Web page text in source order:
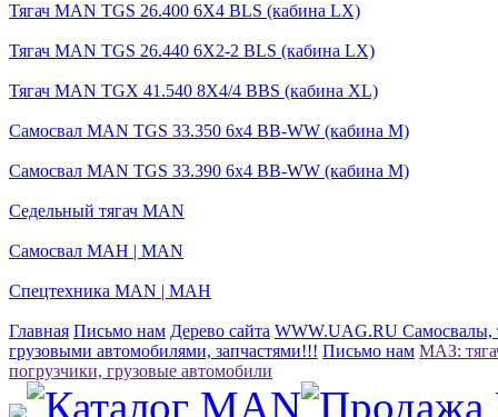
Тягач MAN TGS 26.400 6X4 BLS (кабина LX)
Тягач MAN TGS 26.440 6X2-2 BLS (кабина LX)
Тягач MAN TGX 41.540 8X4/4 BBS (кабина XL)
Самосвал MAN TGS 33.350 6x4 BB-WW (кабина М)
Самосвал MAN TGS 33.390 6x4 BB-WW (кабина М)
Седельный тягач MAN
Самосвал МАН | MAN
Спецтехника MAN | МАН
Главная Письмо нам Дерево сайта WWW.UAG.RU Самосвалы,
грузовыми автомобилями, запчастями!!! Письмо нам МАЗ:
погрузчики, грузовые автомобили